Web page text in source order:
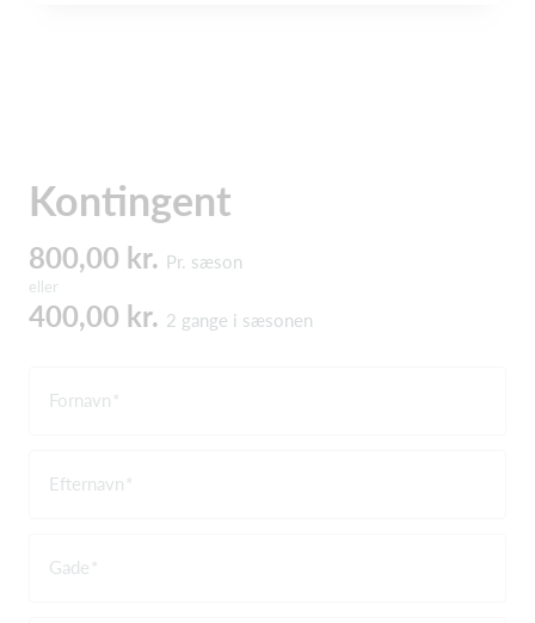
Kontingent
800,00 kr. Pr. sæson
eller
400,00 kr. 2 gange i sæsonen
Fornavn
Efternavn
Gade